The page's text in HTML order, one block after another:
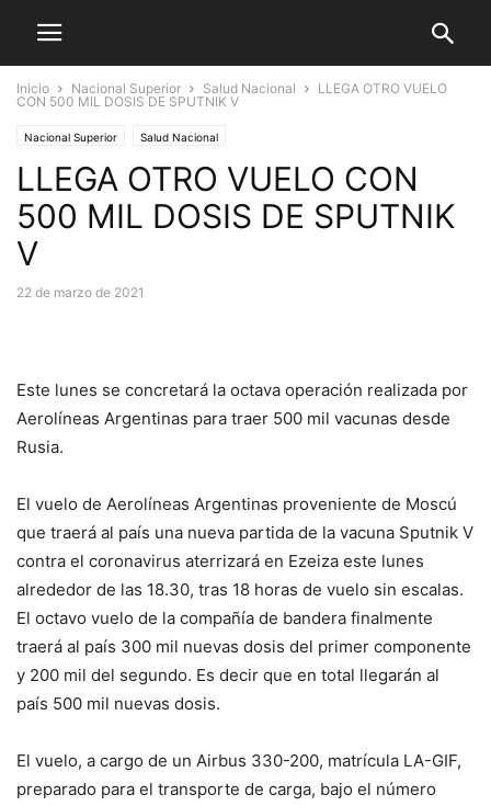
Inicio Nacional Superior Salud Nacional
LLEGA OTRO VUELO
CON 500 MIL DOSIS DE SPUTNIK V
Nacional Superior Salud Nacional
LLEGA OTRO VUELO CON
500 MIL DOSIS DE SPUTNIK
V
22 de marzo de 2021
Este lunes se concretará la octava operación realizada por
Aerolíneas Argentinas para traer 500 mil vacunas desde
Rusia.
El vuelo de Aerolíneas Argentinas proveniente de Moscú
que traerá al país una nueva partida de la vacuna Sputnik V
contra el coronavirus aterrizará en Ezeiza este lunes
alrededor de las 18.30, tras 18 horas de vuelo sin escalas.
El octavo vuelo de la compañía de bandera finalmente
traerá al país 300 mil nuevas dosis del primer componente
y 200 mil del segundo. Es decir que en total llegarán al
país 500 mil nuevas dosis.
El vuelo, a cargo de un Airbus 330-200, matrícula LA-GIF,
preparado para el transporte de carga, bajo el número